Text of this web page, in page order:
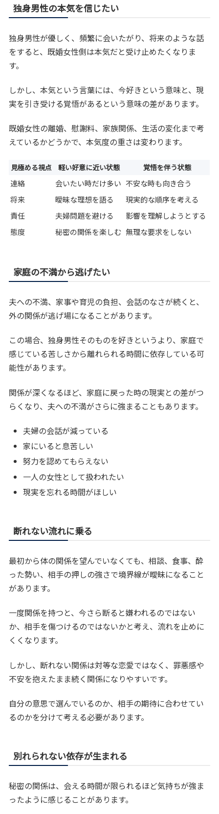
独身男性の本気を信じたい
独身男性が優しく、頻繁に会いたがり、将来のような話
をすると、既婚女性側は本気だと受け止めたくなりま
す。
しかし、本気という言葉には、今好きという意味と、現
実を引き受ける覚悟があるという意味の差があります。
既婚女性の離婚、慰謝料、家族関係、生活の変化まで考
えているかどうかで、本気度の重さは変わります。
見極める視点 軽い好意に近い状態 覚悟を伴う状態
連絡 会いたい時だけ多い 不安な時も向き合う
将来
曖昧な理想を語る
現実的な順序を考える
責任
夫婦問題を避ける
影響を理解しようとする
態度
秘密の関係を楽しむ 無理な要求をしない
家庭の不満から逃げたい
夫への不満、家事や育児の負担、会話のなさが続くと、
外の関係が逃げ場になることがあります。
この場合、独身男性そのものを好きというより、家庭で
感じている苦しさから離れられる時間に依存している可
能性があります。
関係が深くなるほど、家庭に戻った時の現実との差がつ
らくなり、夫への不満がさらに強まることもあります。
夫婦の会話が減っている
家にいると息苦しい
努力を認めてもらえない
一人の女性として扱われたい
現実を忘れる時間がほしい
断れない流れに乗る
最初から体の関係を望んでいなくても、相談、食事、酔
った勢い、相手の押しの強さで境界線が曖昧になること
があります。
一度関係を持つと、今さら断ると嫌われるのではない
か、相手を傷つけるのではないかと考え、流れを止めに
くくなります。
しかし、断れない関係は対等な恋愛ではなく、罪悪感や
不安を抱えたまま続く関係になりやすいです。
自分の意思で選んでいるのか、相手の期待に合わせてい
るのかを分けて考える必要があります。
別れられない依存が生まれる
秘密の関係は、会える時間が限られるほど気持ちが強ま
ったように感じることがあります。